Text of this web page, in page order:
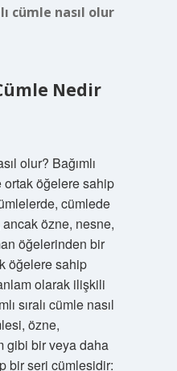
cümle nasıl olur
Nedir
olur? Bağımlı
öğelere sahip
cümlede
ancak özne, nesne,
öğelerinden bir
öğelere sahip
olarak ilişkili
sıralı cümle nasıl
özne,
gibi bir veya daha
bir seri cümlesidir: